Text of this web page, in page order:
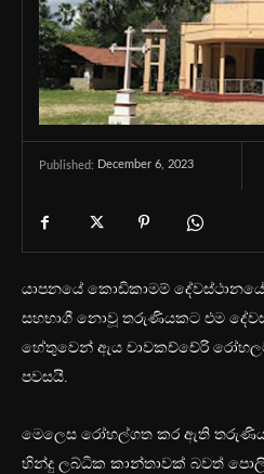
Published: December 6, 2023
යාපනයේ කොඩිකාමම් දේවස්ථානයේ
සහභාගී නොවූ තරුණියකට එම
හේතුවෙන් ඇය චාවකච්චේරි
පවසයි.
මෙලෙස රෝහල්ගත කර ඇති
හින්දු ලබ්ධික කාන්තාවක් බවත්